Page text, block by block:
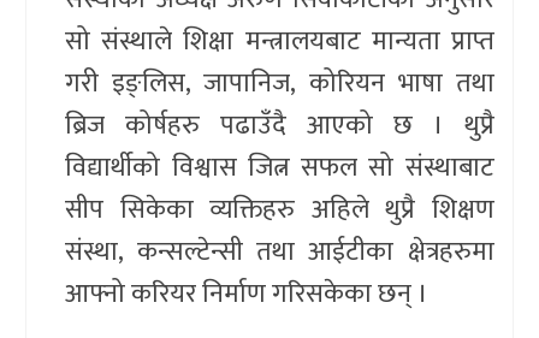
सो संस्थाले शिक्षा मन्त्रालयबाट मान्यता प्राप्त
गरी इङ्लिस, जापानिज, कोरियन भाषा तथा
ब्रिज कोर्षहरु पढाउँदै आएको छ । थुप्रै
विद्यार्थीको विश्वास जित्न सफल सो संस्थाबाट
सीप सिकेका व्यक्तिहरु अहिले थुप्रै शिक्षण
संस्था, कन्सल्टेन्सी तथा आईटीका क्षेत्रहरुमा
आफ्नो करियर निर्माण गरिसकेका छन् ।